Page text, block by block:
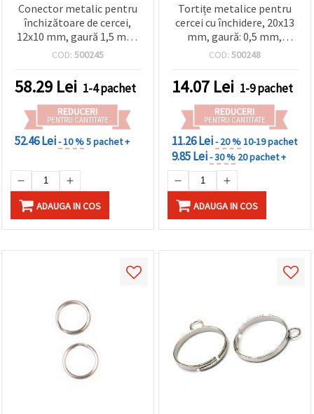
Conector metalic pentru
închizătoare de cercei,
12x10 mm, gaură 1,5 mm,
culoare aurie – 10 bucăți
COD: 500245
58.29 Lei 1-4 pachet
REDUCERI
PENTRU CANTITATE
52.46 Lei- 10 %5 pachet +
ADAUGA IN COS
Tortițe metalice pentru
cercei cu închidere, 20x13
mm, gaură: 0,5 mm,
culoare cupru antichizat –
COD: 500248
14.07 Lei 1-9 pachet
REDUCERI
PENTRU CANTITATE
11.26 Lei- 20 %10-19 pachet
9.85 Lei- 30 % 20 pachet +
ADAUGA IN COS